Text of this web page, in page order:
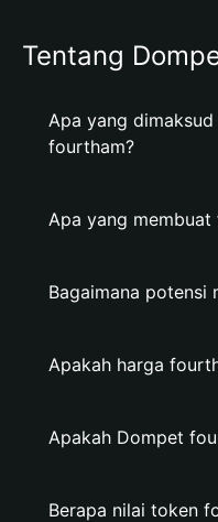
Tentang
Apa yang
fourtham?
Apa yang
Bagaimana potensi
Apakah harga
Apakah Dompet
Berapa nilai token